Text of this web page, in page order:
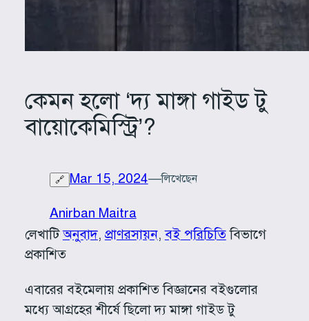
কেমন হলো ‘দ্য মাঙ্গা গাইড টু
বায়োকেমিস্ট্রি’?
🔗 Mar 15, 2024—লিখেছেন
Anirban Maitra
লেখাটিঅনুবাদ, প্রাণরসায়ন, বই পরিচিতিবিভাগে
প্রকাশিত
এবারের বইমেলায় প্রকাশিত বিজ্ঞানের বইগুলোর
মধ্যে আগ্রহের শীর্ষে ছিলো দ্য মাঙ্গা গাইড টু